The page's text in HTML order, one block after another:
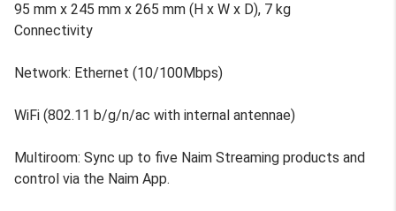
95 mm x 245 mm x 265 mm (H x W x D), 7 kg
Connectivity
Network: Ethernet (10/100Mbps)
WiFi (802.11 b/g/n/ac with internal antennae)
Multiroom: Sync up to five Naim Streaming products and
control via the Naim App.